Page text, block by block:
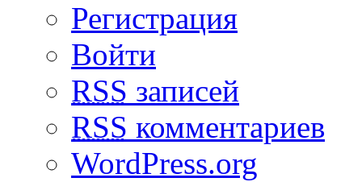
Регистрация
Войти
RSS записей
RSS комментариев
WordPress.org